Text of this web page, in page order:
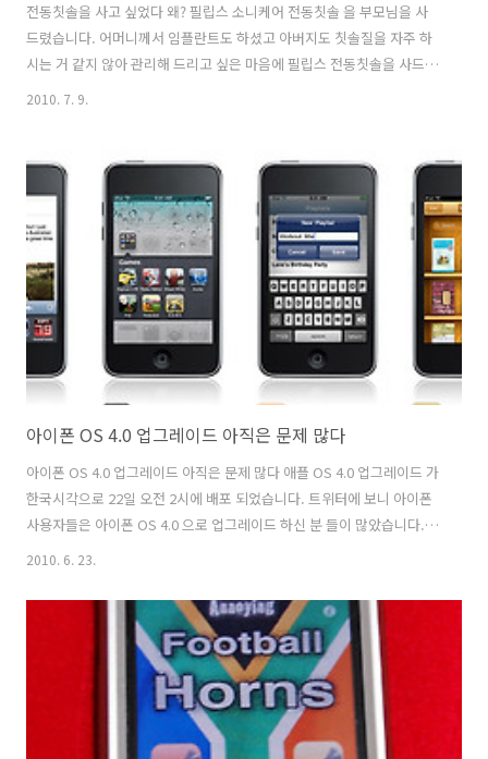
전동칫솔을 사고 싶었다 왜? 필립스 소니케어 전동칫솔 을 부모님을 사
드렸습니다. 어머니께서 임플란트도 하셨고 아버지도 칫솔질을 자주 하
시는 거 같지 않아 관리해 드리고 싶은 마음에 필립스 전동칫솔을 사드렸
습니다. 필립스 전동칫솔을 써보시고 부모님은 처음에는 전동기라서 불
많이 한 효과가 있다고 합니다. 최근에 코엑스에서 한 시덱스
(http://www.sidex.or.kr) 치과의사회 박람회를 다녀오면서 음파칫솔
을 사용해보게 되었습니다. 평소 양치질을 잘하였다고 생각하였는 데 소
니케어 음파칫솔로 양치질을 해보니 이빨사이의 치석까지 제거되면서
시원한 느낌을 받았습니다. 치..
2010. 7. 9.
아이폰 OS 4.0 업그레이드 아직은 문제 많다
아이폰 OS 4.0 업그레이드 아직은 문제 많다 애플 OS 4.0 업그레이드 가
한국시각으로 22일 오전 2시에 배포 되었습니다. 트위터에 보니 아이폰
사용자들은 아이폰 OS 4.0 으로 업그레이드 하신 분 들이 많았습니다.
예를 들어서 라디오 어플을 켜 둔 상태에서 멀티테스킹으로 웹서핑을 할
수 는 없습니다. 아직은 애플 아이폰 OS 4.0 의 멀티테스킹을 지원하는
라디오 어플이 없기 때문입니다. 이런점에서 OS 4.0 업그레이드는 시기
상조 인 것 같습니다. 아이팟 아이폰 OS 4.0 업그레이드 하기 아이팟
(iPod) 업그래이드 주소: http:/..
2010. 6. 23.